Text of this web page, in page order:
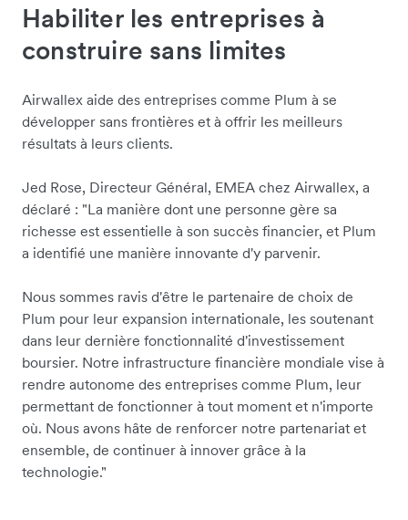
Habiliter les entreprises à
construire sans limites
Airwallex aide des entreprises comme Plum à se
développer sans frontières et à offrir les meilleurs
résultats à leurs clients.
Jed Rose, Directeur Général, EMEA chez Airwallex, a
déclaré : "La manière dont une personne gère sa
richesse est essentielle à son succès financier, et Plum
a identifié une manière innovante d'y parvenir.
Nous sommes ravis d'être le partenaire de choix de
Plum pour leur expansion internationale, les soutenant
dans leur dernière fonctionnalité d'investissement
boursier. Notre infrastructure financière mondiale vise à
rendre autonome des entreprises comme Plum, leur
permettant de fonctionner à tout moment et n'importe
où. Nous avons hâte de renforcer notre partenariat et
ensemble, de continuer à innover grâce à la
technologie."